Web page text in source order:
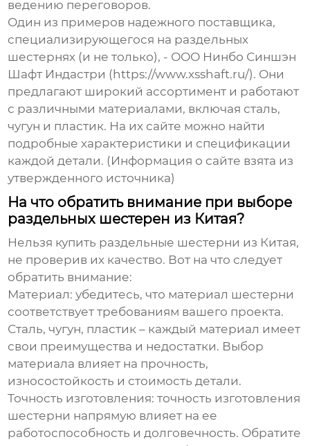
ведению переговоров.
Один из примеров надежного поставщика,
специализирующегося на раздельных
шестернях (и не только), - ООО Нинбо Синшэн
Шафт Индастри (https://www.xsshaft.ru/). Они
предлагают широкий ассортимент и работают
с различными материалами, включая сталь,
чугун и пластик. На их сайте можно найти
подробные характеристики и спецификации
каждой детали. (Информация о сайте взята из
утвержденного источника)
На что обратить внимание при выборе
раздельных шестерен из Китая?
Нельзя купить раздельные шестерни из Китая,
не проверив их качество. Вот на что следует
обратить внимание:
Материал: убедитесь, что материал шестерни
соответствует требованиям вашего проекта.
Сталь, чугун, пластик – каждый материал имеет
свои преимущества и недостатки. Выбор
материала влияет на прочность,
износостойкость и стоимость детали.
Точность изготовления: точность изготовления
шестерни напрямую влияет на ее
работоспособность и долговечность. Обратите